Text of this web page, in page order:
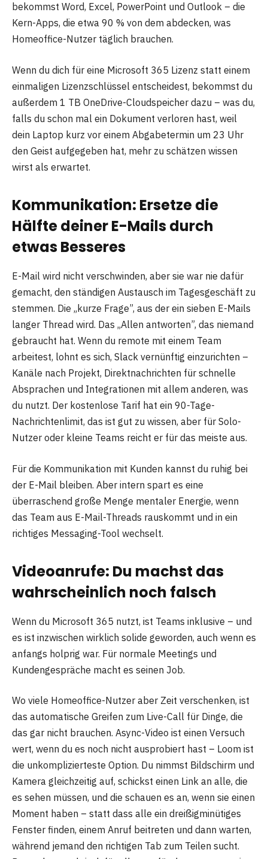
bekommst Word, Excel, PowerPoint und Outlook – die
Kern-Apps, die etwa 90 % von dem abdecken, was
Homeoffice-Nutzer täglich brauchen.
Wenn du dich für eine Microsoft 365 Lizenz statt einem
einmaligen Lizenzschlüssel entscheidest, bekommst du
außerdem 1 TB OneDrive-Cloudspeicher dazu – was du,
falls du schon mal ein Dokument verloren hast, weil
dein Laptop kurz vor einem Abgabetermin um 23 Uhr
den Geist aufgegeben hat, mehr zu schätzen wissen
wirst als erwartet.
Kommunikation: Ersetze die
Hälfte deiner E-Mails durch
etwas Besseres
E-Mail wird nicht verschwinden, aber sie war nie dafür
gemacht, den ständigen Austausch im Tagesgeschäft zu
stemmen. Die „kurze Frage”, aus der ein sieben E-Mails
langer Thread wird. Das „Allen antworten”, das niemand
gebraucht hat. Wenn du remote mit einem Team
arbeitest, lohnt es sich, Slack vernünftig einzurichten –
Kanäle nach Projekt, Direktnachrichten für schnelle
Absprachen und Integrationen mit allem anderen, was
du nutzt. Der kostenlose Tarif hat ein 90-Tage-
Nachrichtenlimit, das ist gut zu wissen, aber für Solo-
Nutzer oder kleine Teams reicht er für das meiste aus.
Für die Kommunikation mit Kunden kannst du ruhig bei
der E-Mail bleiben. Aber intern spart es eine
überraschend große Menge mentaler Energie, wenn
das Team aus E-Mail-Threads rauskommt und in ein
richtiges Messaging-Tool wechselt.
Videoanrufe: Du machst das
wahrscheinlich noch falsch
Wenn du Microsoft 365 nutzt, ist Teams inklusive – und
es ist inzwischen wirklich solide geworden, auch wenn es
anfangs holprig war. Für normale Meetings und
Kundengespräche macht es seinen Job.
Wo viele Homeoffice-Nutzer aber Zeit verschenken, ist
das automatische Greifen zum Live-Call für Dinge, die
das gar nicht brauchen. Async-Video ist einen Versuch
wert, wenn du es noch nicht ausprobiert hast – Loom ist
die unkomplizierteste Option. Du nimmst Bildschirm und
Kamera gleichzeitig auf, schickst einen Link an alle, die
es sehen müssen, und die schauen es an, wenn sie einen
Moment haben – statt dass alle ein dreißigminütiges
Fenster finden, einem Anruf beitreten und dann warten,
während jemand den richtigen Tab zum Teilen sucht.